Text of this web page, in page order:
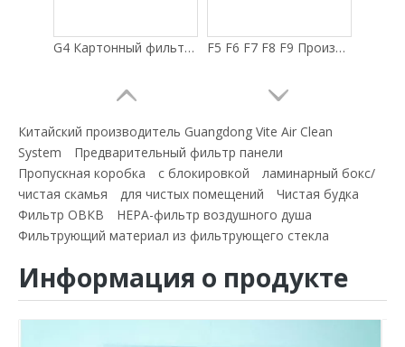
G4 Картонный фильтр с активированным углем Предварительный фильтр со складчатым углем F5 F6 F7 F8 F9 Производитель карманных фильтрующих материалов
Китайский производитель Guangdong Vite Air Clean
System
Предварительный фильтр панели
Пропускная коробка
с блокировкой
ламинарный бокс/
чистая скамья
для чистых помещений
Чистая будка
Фильтр ОВКВ
HEPA-фильтр воздушного душа
Фильтрующий материал из фильтрующего стекла
Информация о продукте